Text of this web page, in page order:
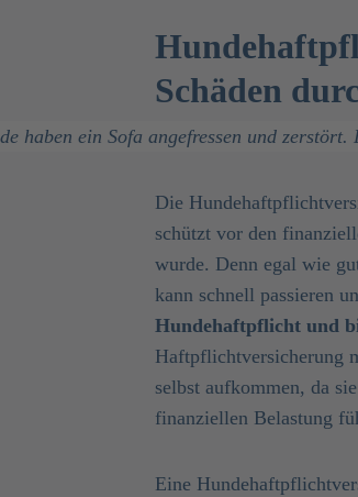
Schäden
Die
schützt vor den
wurde. Denn egal wie
kann schnell passieren
Hundehaftpflicht und
Haftpflichtversicherung
selbst aufkommen, da
finanziellen Belastung
Eine